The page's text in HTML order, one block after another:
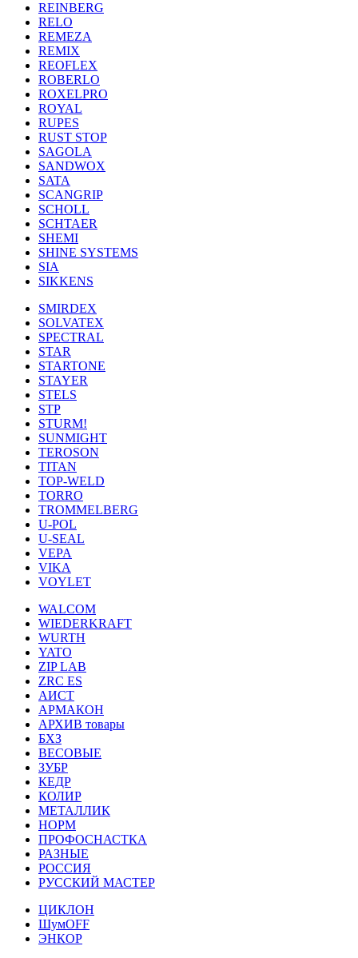
REINBERG
RELO
REMEZA
REMIX
REOFLEX
ROBERLO
ROXELPRO
ROYAL
RUPES
RUST STOP
SAGOLA
SANDWOX
SATA
SCANGRIP
SCHOLL
SCHTAER
SHEMI
SHINE SYSTEMS
SIA
SIKKENS
SMIRDEX
SOLVATEX
SPECTRAL
STAR
STARTONE
STAYER
STELS
STP
STURM!
SUNMIGHT
TEROSON
TITAN
TOP-WELD
TORRO
TROMMELBERG
U-POL
U-SEAL
VEPA
VIKA
VOYLET
WALCOM
WIEDERKRAFT
WURTH
YATO
ZIP LAB
ZRC ES
АИСТ
АРМАКОН
АРХИВ товары
БХЗ
ВЕСОВЫЕ
ЗУБР
КЕДР
КОЛИР
МЕТАЛЛИК
НОРМ
ПРОФОСНАСТКА
РАЗНЫЕ
РОССИЯ
РУССКИЙ МАСТЕР
ЦИКЛОН
ШумOFF
ЭНКОР